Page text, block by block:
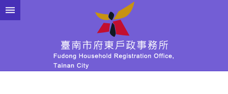
跳到主要內容區塊